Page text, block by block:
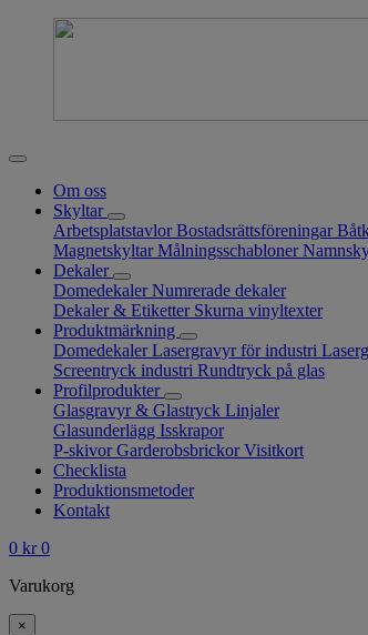
Om oss
Skyltar
ArbetsplatstavlorBostadsrättsföreningar
MagnetskyltarMålningsschabloner
Dekaler
DomedekalerNumrerade dekaler
Dekaler & Etiketter Skurna vinyltexter
Produktmärkning
DomedekalerLasergravyr för industri
Screentryck industri Rundtryck på glas
Profilprodukter
Glasgravyr & Glastryck Linjaler
Glasunderlägg Isskrapor
P-skivorGarderobsbrickorVisitkort
Checklista
Produktionsmetoder
Kontakt
0 kr 0
Varukorg
×